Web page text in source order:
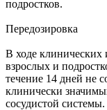
подростков.
Передозировка
В ходе
взрослых и
течение 14 дней не
клинически
сосудистой системы.